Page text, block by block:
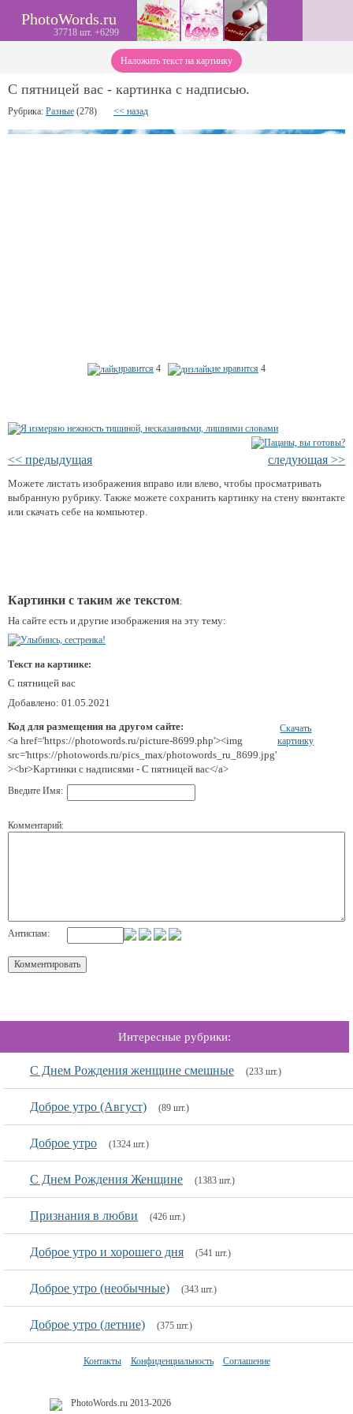
PhotoWords.ru
37718 шт. +6299
Наложить текст на картинку
С пятницей вас - картинка с надписью.
Рубрика: Разные (278) << назад
нравится 4 не нравится 4
<< предыдущая следующая >>
Можете листать изображения вправо или влево, чтобы просматривать
выбранную рубрику. Также можете сохранить картинку на стену вконтакте
или скачать себе на компьютер.
Картинки с таким же текстом:
На сайте есть и другие изображения на эту тему:
Текст на картинке:
С пятницей вас
Добавлено: 01.05.2021
Код для размещения на другом сайте:
<a href='https://photowords.ru/picture-8699.php'><img
src='https://photowords.ru/pics_max/photowords_ru_8699.jpg'
><br>Картинки с надписями - С пятницей вас</a>
Скачать
картинку
Введите Имя:
Комментарий:
Антиспам:
Интересные рубрики:
С Днем Рождения женщине смешные (233 шт.)
Доброе утро (Август) (89 шт.)
Доброе утро (1324 шт.)
С Днем Рождения Женщине (1383 шт.)
Признания в любви (426 шт.)
Доброе утро и хорошего дня (541 шт.)
Доброе утро (необычные) (343 шт.)
Доброе утро (летние) (375 шт.)
Контакты Конфиденциальность Соглашение
PhotoWords.ru 2013-2026